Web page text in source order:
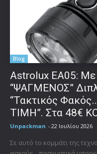
Blog
Astrolux ΕΑ05: Με
“ΨΑΓΜΕΝΟΣ”
“Τακτικός
ΤΙΜΗ”. Στα 48€
Unpackman - 22 Ιουλίου 2026
Σε αυτό το κομμάτι της